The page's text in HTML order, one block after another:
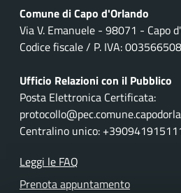
Comune di Capo d'Orlando
Via V. Emanuele - 98071 - Capo
Codice fiscale / P. IVA:
Ufficio Relazioni con il Pubblico
Posta Elettronica Certificata:
Centralino unico:
Leggi le FAQ
Prenota appuntamento